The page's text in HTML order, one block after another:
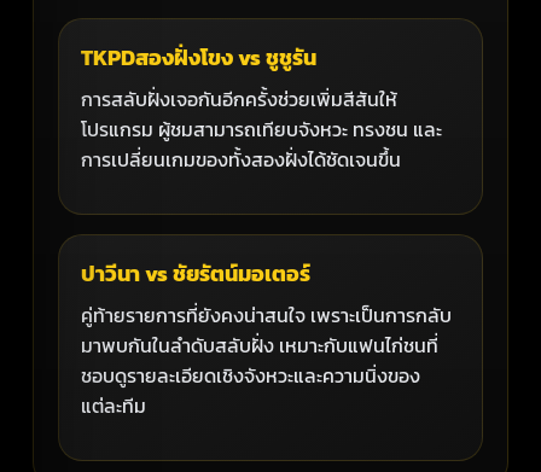
TKPDสองฝั่งโขง vs ชูชูรัน
การสลับฝั่งเจอกันอีกครั้งช่วยเพิ่มสีสันให้
โปรแกรม ผู้ชมสามารถเทียบจังหวะ ทรงชน และ
การเปลี่ยนเกมของทั้งสองฝั่งได้ชัดเจนขึ้น
ปาวีนา vs ชัยรัตน์มอเตอร์
คู่ท้ายรายการที่ยังคงน่าสนใจ เพราะเป็นการกลับ
มาพบกันในลำดับสลับฝั่ง เหมาะกับแฟนไก่ชนที่
ชอบดูรายละเอียดเชิงจังหวะและความนิ่งของ
แต่ละทีม